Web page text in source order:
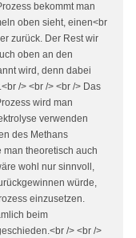
bekommt man
oben sieht, einen<br
zurück. Der Rest wir
oben an den
wird, denn dabei
/> <br /> <br /> Das
wird man
verwenden
des Methans
man theoretisch auch
wohl nur sinnvoll,
würde,
einzusetzen.
beim
/> <br />